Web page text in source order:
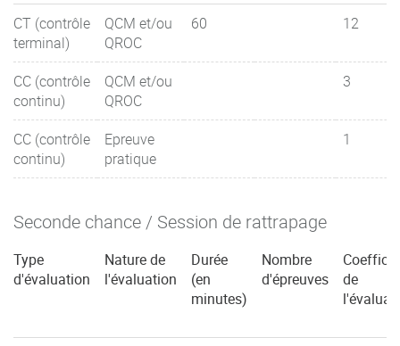
Anatomie et biomécanique du coude
Sémiologie médicale du coude
Sémiologie chirurgicale du coude
Anatomie et biomécanique main/poignet
Sémiologie médicale main/poignet
Anatomie et biomécanique du rachis
Sémiologie médicale rachis
CT (contrôle
terminal)
QCM et/ou
QROC
60 12
CC (contrôle
continu)
QCM et/ou
QROC
3
CC (contrôle
continu)
Epreuve
pratique
1
Seconde chance / Session de rattrapage
Type
d'évaluation
Nature de
l'évaluation
Durée
(en
minutes)
Nombre
d'épreuves
de